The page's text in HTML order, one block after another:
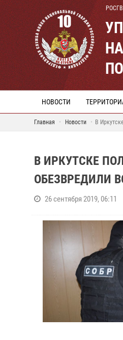
НОВОСТИ
Главная Новости В
В ИРКУТСКЕ
ОБЕЗВРЕДИЛИ
26 сентября 2019, 06:11